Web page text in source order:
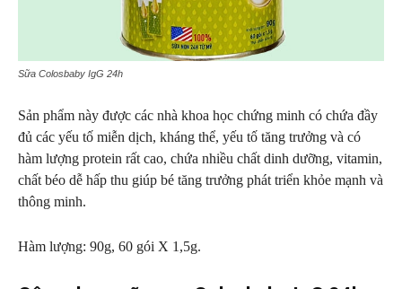
Sữa Colosbaby IgG 24h
Sản phẩm này được các nhà khoa học chứng minh có chứa đầy
đủ các yếu tố miễn dịch, kháng thể, yếu tố tăng trưởng và có
hàm lượng protein rất cao, chứa nhiều chất dinh dưỡng, vitamin,
chất béo dễ hấp thu giúp bé tăng trưởng phát triển khỏe mạnh và
thông minh.
Hàm lượng: 90g, 60 gói X 1,5g.